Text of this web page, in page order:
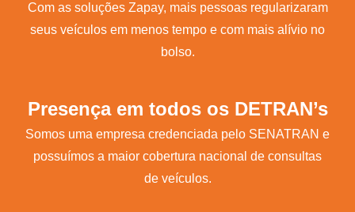
Com as soluções Zapay, mais pessoas regularizaram
seus veículos em menos tempo e com mais alívio no
bolso.
Presença em todos os DETRAN’s
Somos uma empresa credenciada pelo SENATRAN e
possuímos a maior cobertura nacional de consultas
de veículos.